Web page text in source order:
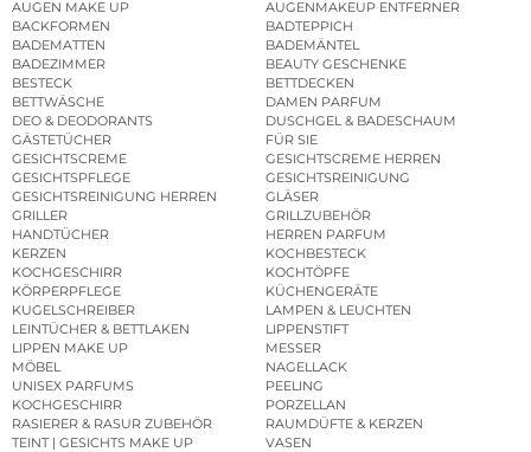
AUGEN MAKE UP
AUGENMAKEUP ENTFERNER
BACKFORMEN
BADTEPPICH
BADEMATTEN
BADEMÄNTEL
BADEZIMMER
BEAUTY GESCHENKE
BESTECK
BETTDECKEN
BETTWÄSCHE
DAMEN PARFUM
DEO & DEODORANTS
DUSCHGEL & BADESCHAUM
GÄSTETÜCHER
FÜR SIE
GESICHTSCREME
GESICHTSCREME HERREN
GESICHTSPFLEGE
GESICHTSREINIGUNG
GESICHTSREINIGUNG HERREN
GLÄSER
GRILLER
GRILLZUBEHÖR
HANDTÜCHER
HERREN PARFUM
KERZEN
KOCHBESTECK
KOCHGESCHIRR
KOCHTÖPFE
KÖRPERPFLEGE
KÜCHENGERÄTE
KUGELSCHREIBER
LAMPEN & LEUCHTEN
LEINTÜCHER & BETTLAKEN
LIPPENSTIFT
LIPPEN MAKE UP
MESSER
MÖBEL
NAGELLACK
UNISEX PARFUMS
PEELING
KOCHGESCHIRR
PORZELLAN
RASIERER & RASUR ZUBEHÖR
RAUMDÜFTE & KERZEN
TEINT | GESICHTS MAKE UP
VASEN